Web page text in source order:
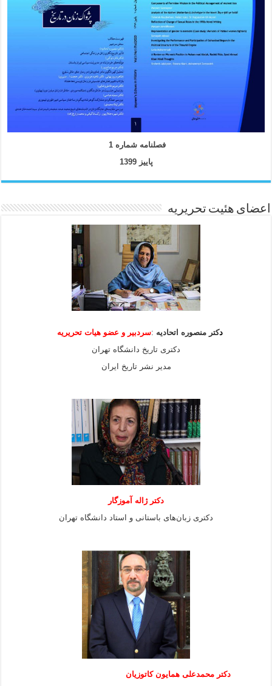
فصلنامه شماره 1
پاییز 1399
اعضای هئیت تحریریه
دکتر منصوره اتحادیه :سردبیر و عضو هیاتتحریریه
دکتری تاریخ دانشگاه تهران
مدیر نشر تاریخ ایران
دکتر ژاله آموزگار
دکتری زبان‌های باستانی و استاد دانشگاه تهران
دکتر محمدعلی همایون کاتوزیان